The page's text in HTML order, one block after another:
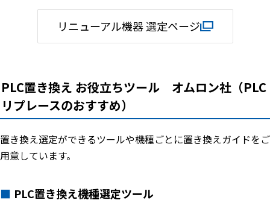
リニューアル機器 選定ページ
PLC置き換え お役立ちツール オムロン社（PLC
リプレースのおすすめ）
置き換え選定ができるツールや機種ごとに置き換えガイドをご
用意しています。
PLC置き換え機種選定ツール